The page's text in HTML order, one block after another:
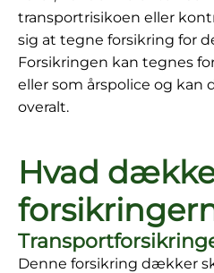
transportrisikoen eller
sig at tegne forsikring for
Forsikringen kan tegnes
eller som årspolice og
overalt.
Hvad
Denne forsikring dækker